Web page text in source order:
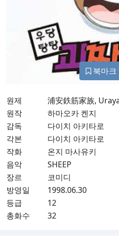
북마크
원제
浦安鉄筋家族,
원작
하마오카 켄지
감독
다이치 아키타로
각본
다이치 아키타로
작화
온지 마사유키
음악
SHEEP
장르
코미디
방영일
1998.06.30
등급
12
총화수
32